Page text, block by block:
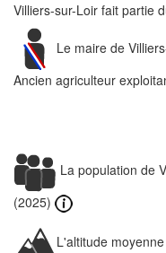
Villiers-sur-Loir fait partie
Le maire de
Ancien agriculteur
La population de
(2025)
L'altitude